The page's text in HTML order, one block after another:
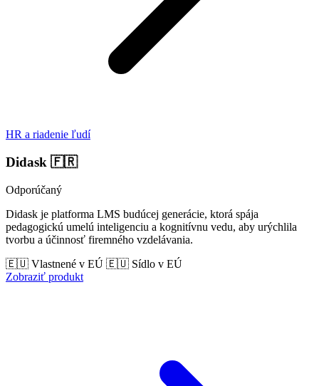
HR a riadenie ľudí
Didask 🇫🇷
Odporúčaný
Didask je platforma LMS budúcej generácie, ktorá spája
pedagogickú umelú inteligenciu a kognitívnu vedu, aby urýchlila
tvorbu a účinnosť firemného vzdelávania.
🇪🇺 Vlastnené v EÚ 🇪🇺 Sídlo v EÚ
Zobraziť produkt